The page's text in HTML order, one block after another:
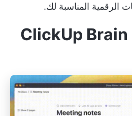
الرقمية المناسبة لك.
الاستفادة من ClickUp Brain